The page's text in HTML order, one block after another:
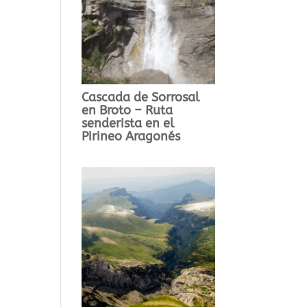
Cascada de Sorrosal
en Broto – Ruta
senderista en el
Pirineo Aragonés